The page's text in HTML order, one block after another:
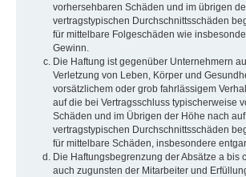
vorhersehbaren Schäden und im übrigen
vertragstypischen Durchschnittsschäden
für mittelbare Folgeschäden wie
Gewinn.
Die Haftung ist gegenüber Unternehmern
Verletzung von Leben, Körper und
vorsätzlichem oder grob fahrlässigem
auf die bei Vertragsschluss typischerweise
Schäden und im Übrigen der Höhe nach
vertragstypischen Durchschnittsschäden
für mittelbare Schäden, insbesondere
Die Haftungsbegrenzung der Absätze a bis
auch zugunsten der Mitarbeiter und